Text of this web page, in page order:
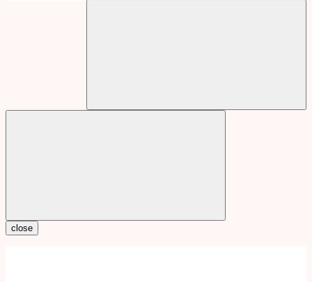
close